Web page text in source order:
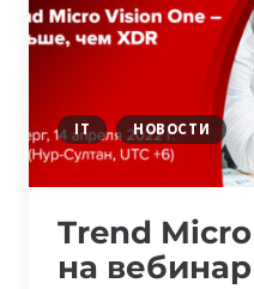
IT НОВОСТИ
Trend
на